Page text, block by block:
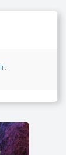
.